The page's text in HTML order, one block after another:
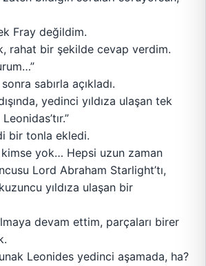
Fray değildim.
rahat bir şekilde cevap verdim.
sabırla açıkladı.
yedinci yıldıza ulaşan tek
bir tonla ekledi.
kimse yok… Hepsi uzun zaman
Lord Abraham Starlight’tı,
yıldıza ulaşan bir
devam ettim, parçaları birer
Leonides yedinci aşamada, ha?